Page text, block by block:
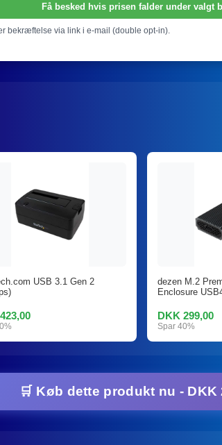
Få besked hvis prisen falder under valgt
bekræftelse via link i e-mail (double opt-in).
USB 3.1 Gen 2
dezen M.2
Enclosure
DKK 299,00
Spar 40%
🛒 Køb dette produkt nu - DKK